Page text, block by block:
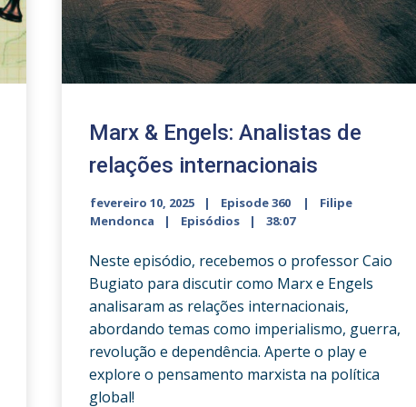
Marx & Engels: Analistas de
relações internacionais
fevereiro 10, 2025 Episode 360
Filipe
Mendonca
Episódios 38:07
Neste episódio, recebemos o professor Caio
Bugiato para discutir como Marx e Engels
analisaram as relações internacionais,
abordando temas como imperialismo, guerra,
revolução e dependência. Aperte o play e
explore o pensamento marxista na política
global!